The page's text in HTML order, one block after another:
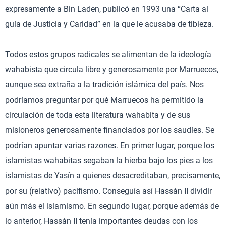
expresamente a Bin Laden, publicó en 1993 una “Carta al
guía de Justicia y Caridad” en la que le acusaba de tibieza.
Todos estos grupos radicales se alimentan de la ideología
wahabista que circula libre y generosamente por Marruecos,
aunque sea extraña a la tradición islámica del país. Nos
podríamos preguntar por qué Marruecos ha permitido la
circulación de toda esta literatura wahabita y de sus
misioneros generosamente financiados por los saudíes. Se
podrían apuntar varias razones. En primer lugar, porque los
islamistas wahabitas segaban la hierba bajo los pies a los
islamistas de Yasín a quienes desacreditaban, precisamente,
por su (relativo) pacifismo. Conseguía así Hassán II dividir
aún más el islamismo. En segundo lugar, porque además de
lo anterior, Hassán II tenía importantes deudas con los